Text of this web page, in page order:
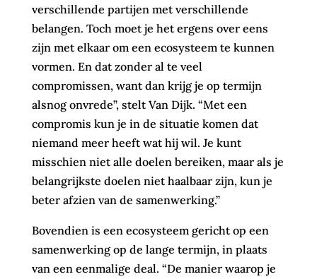
verschillende partijen met verschillende
belangen. Toch moet je het ergens over eens
zijn met elkaar om een ecosysteem te kunnen
vormen. En dat zonder al te veel
compromissen, want dan krijg je op termijn
alsnog onvrede”, stelt Van Dijk. “Met een
compromis kun je in de situatie komen dat
niemand meer heeft wat hij wil. Je kunt
misschien niet alle doelen bereiken, maar als je
belangrijkste doelen niet haalbaar zijn, kun je
beter afzien van de samenwerking.”
Bovendien is een ecosysteem gericht op een
samenwerking op de lange termijn, in plaats
van een eenmalige deal. “De manier waarop je